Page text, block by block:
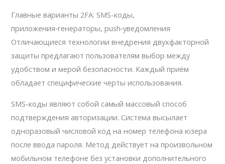
Главные варианты 2FA: SMS-коды,
приложения‑генераторы, push‑уведомления
Отличающиеся технологии внедрения двухфакторной
защиты предлагают пользователям выбор между
удобством и мерой безопасности. Каждый приём
обладает специфические черты использования.
SMS-коды являют собой самый массовый способ
подтверждения авторизации. Система высылает
одноразовый числовой код на номер телефона юзера
после ввода пароля. Метод действует на произвольном
мобильном телефоне без установки дополнительного